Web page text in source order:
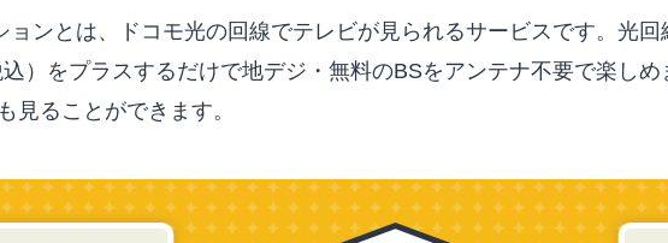
ョンとは、ドコモ光の回線でテレビが見られるサービスです。光
）をプラスするだけで地デジ・無料のBSをアンテナ不要で楽し
見ることができます。